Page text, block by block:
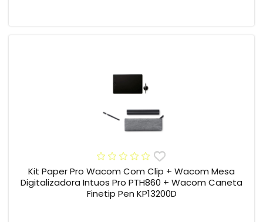
Kit Paper Pro Wacom Com Clip + Wacom Mesa
Digitalizadora Intuos Pro PTH860 + Wacom Caneta
Finetip Pen KP13200D